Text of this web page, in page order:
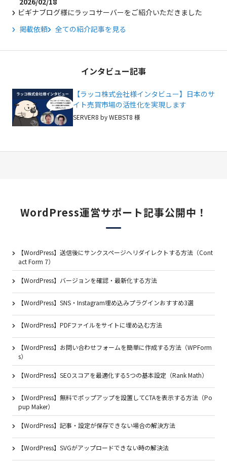
ビギナブログ様にラッコサーバーをご紹介いただきました
掲載依頼
全ての紹介記事を見る
インタビュー記事
【ラッコ株式会社様インタビュー】日本のサ
イト売買市場の活性化を実現します
SERVER8 by WEBST8 様
WordPress運営サポート記事公開中！
【WordPress】送信後にサンクスページへリダイレクトする方法（Cont
act Form 7）
【WordPress】バージョンを確認・最新化する方法
【WordPress】SNS・Instagram埋め込みプラグインおすすめ3選
【WordPress】PDFファイルをサイトに埋め込む方法
【WordPress】お問い合わせフォームを簡単に作成する方法（WPForm
s）
【WordPress】SEOスコアを最適化する5つの基本設定（Rank Math）
【WordPress】無料でポップアップを設置してCTAを表示する方法（Po
pup Maker）
【WordPress】記事・設定が保存できない場合の解決方法
【WordPress】SVGがアップロードできない時の解決法